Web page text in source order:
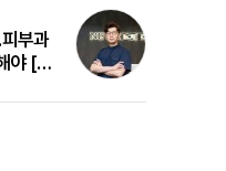
부과
야 [변